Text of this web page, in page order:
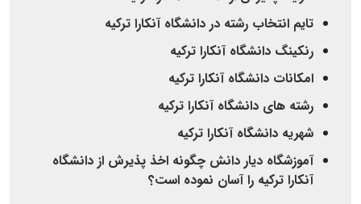
تایم انتخاب رشته در دانشگاه آنکارا ترکیه
رنکینگ دانشگاه آنکارا ترکیه
امکانات دانشگاه آنکارا ترکیه
رشته های دانشگاه آنکارا ترکیه
شهریه دانشگاه آنکارا ترکیه
آموزشگاه دیار دانش چگونه اخذ پذیرش از دانشگاه
آنکارا ترکیه را آسان نموده است؟